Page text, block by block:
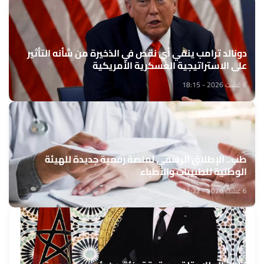
دونالد ترامب ينفي أي نقص في الذخيرة من شأنه التأثير
على الاستراتيجية العسكرية الأمريكية
6 غشت 2026 - 18:15
طب.. الإطلاق الرسمي لمنصة رقمية جديدة للهيئة
الوطنية للطبيبات والأطباء
6 غشت 2026 - 17:32